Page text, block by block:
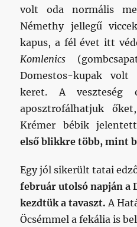
volt oda normális
Némethy jellegű
kapus, a fél évet itt
Komlenics
Domestos-kupak
keret. A
aposztrofálhatjuk
Krémer bébik
első blikkre több, mint
Egy jól sikerült tatai
február utolsó napján a
kezdtük a tavaszt.A
Öcsémmel a fekália is